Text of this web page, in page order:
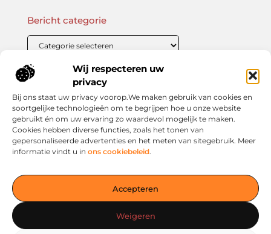
Wij respecteren uw
privacy
Bij ons staat uw privacy voorop.We maken gebruik van cookies en
soortgelijke technologieën om te begrijpen hoe u onze website
gebruikt én om uw ervaring zo waardevol mogelijk te maken.
Cookies hebben diverse functies, zoals het tonen van
gepersonaliseerde advertenties en het meten van sitegebruik. Meer
informatie vindt u in ons cookiebeleid.
Accepteren
Weigeren
— Verken prikkelende blogs, slimme inzichten en praktische
tips voor een bewuster en slimmer leven. Alles overzichtelijk
verzameld op één platform. Begin vandaag nog op living-
smart.nl!
Onze informatie
Bericht categorie